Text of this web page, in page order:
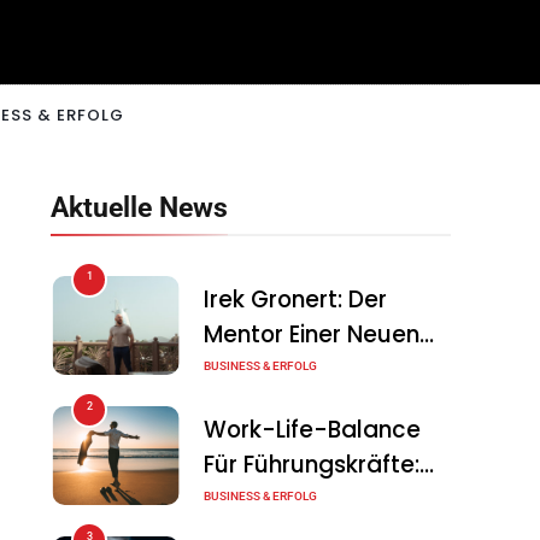
& ERFOLG
Aktuelle News
1
Irek Gronert: Der
Mentor Einer Neuen
Generation Von
BUSINESS & ERFOLG
2
Work-Life-Balance
Für Führungskräfte:
Illusion Oder Echte
BUSINESS & ERFOLG
3